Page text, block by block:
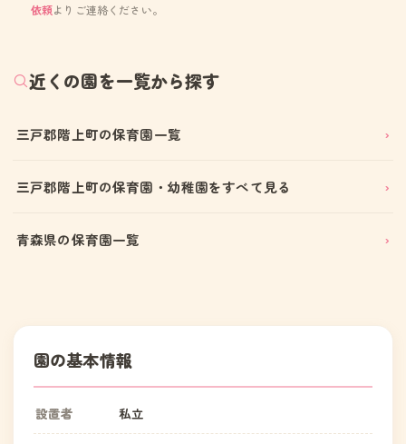
依頼よりご連絡ください。
近くの園を一覧から探す
三戸郡階上町の保育園一覧
三戸郡階上町の保育園・幼稚園をすべて見る
青森県の保育園一覧
園の基本情報
設置者 私立